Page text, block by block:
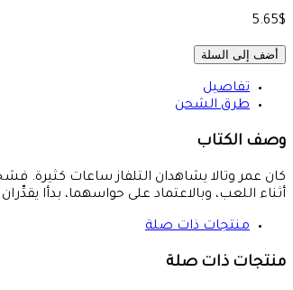
5.65$
أضف إلى السلة
تفاصيل
طرق الشحن
وصف الكتاب
كان عمر وتالا يشاهدان التلفاز ساعات كثيرة.
أثناء اللعب، وبالاعتماد على حواسهما، بدأا
منتجات ذات صلة
منتجات ذات صلة